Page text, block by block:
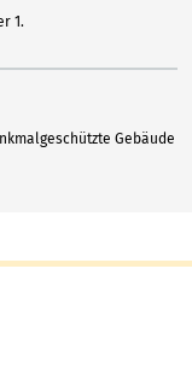
1.
Gebäude